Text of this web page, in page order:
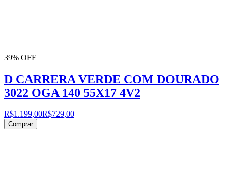
39% OFF
D CARRERA VERDE COM DOURADO
3022 OGA 140 55X17 4V2
R$1.199,00R$729,00
Comprar